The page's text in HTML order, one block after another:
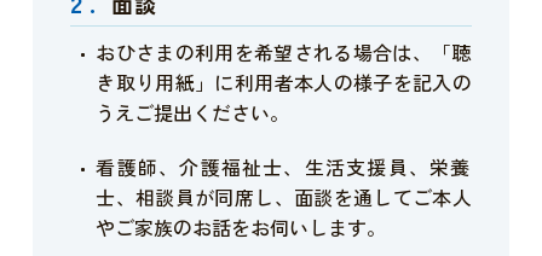
おひさまの利用を希望される場合は、「聴
き取り用紙」に利用者本人の様子を記入の
うえご提出ください。
看護師、介護福祉士、生活支援員、栄養
士、相談員が同席し、面談を通してご本人
やご家族のお話をお伺いします。